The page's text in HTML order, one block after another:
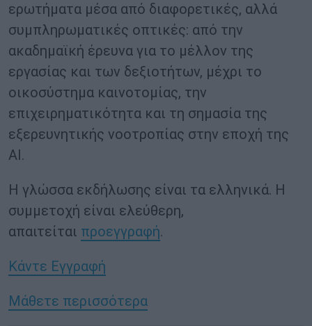
ερωτήματα μέσα από διαφορετικές, αλλά
συμπληρωματικές οπτικές: από την
ακαδημαϊκή έρευνα για το μέλλον της
εργασίας και των δεξιοτήτων, μέχρι το
οικοσύστημα καινοτομίας, την
επιχειρηματικότητα και τη σημασία της
εξερευνητικής νοοτροπίας στην εποχή της
ΑΙ.
Η γλώσσα εκδήλωσης είναι τα ελληνικά. Η
συμμετοχή είναι ελεύθερη,
απαιτείται προεγγραφή.
Κάντε Εγγραφή
Μάθετε περισσότερα